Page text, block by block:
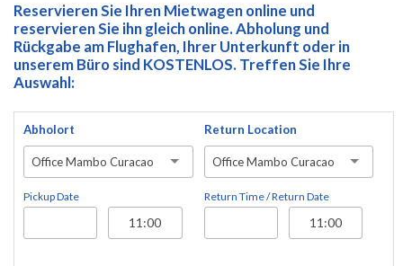
Reservieren Sie Ihren Mietwagen online und
reservieren Sie ihn gleich online. Abholung und
Rückgabe am Flughafen, Ihrer Unterkunft oder in
unserem Büro sind KOSTENLOS. Treffen Sie Ihre
Auswahl:
Abholort
Office Mambo Curacao
Pickup Date
Return Location
Office Mambo Curacao
Return Time / Return Date